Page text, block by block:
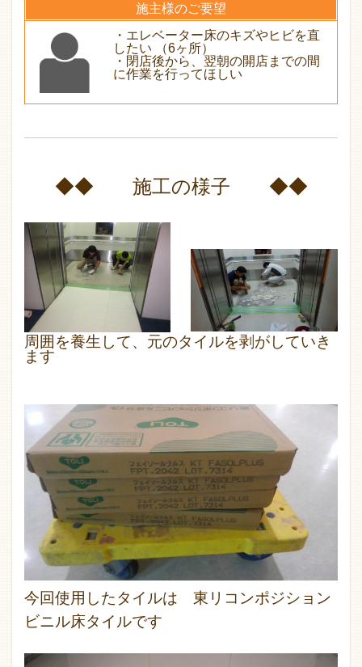
施主様のご要望
・エレベーター床のキズやヒビを直
したい （6ヶ所）
・閉店後から、翌朝の開店までの間
に作業を行ってほしい
◆◆ 施工の様子 ◆◆
周囲を養生して、元のタイルを剥がしていき
ます
今回使用したタイルは 東リコンポジション
ビニル床タイルです